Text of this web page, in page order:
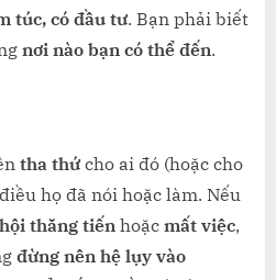
túc, có đầu tư. Bạn phải biết
nơi nào bạn có thể đến.
tha thứcho ai đó (hoặc cho
họ đã nói hoặc làm. Nếu
thăng tiến hoặc mất việc,
đừng nên hệ lụy vào